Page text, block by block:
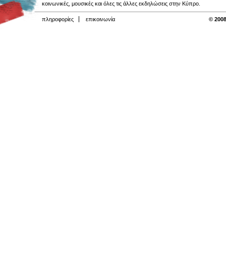
κοινωνικές, μουσικές και όλες τις άλλες εκδηλώσεις στην Κύπρο.
πληροφορίες επικοινωνία ©